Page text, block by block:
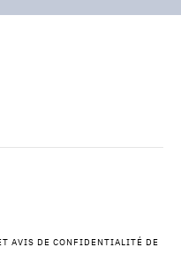
AVIS DE CONFIDENTIALITÉ DE